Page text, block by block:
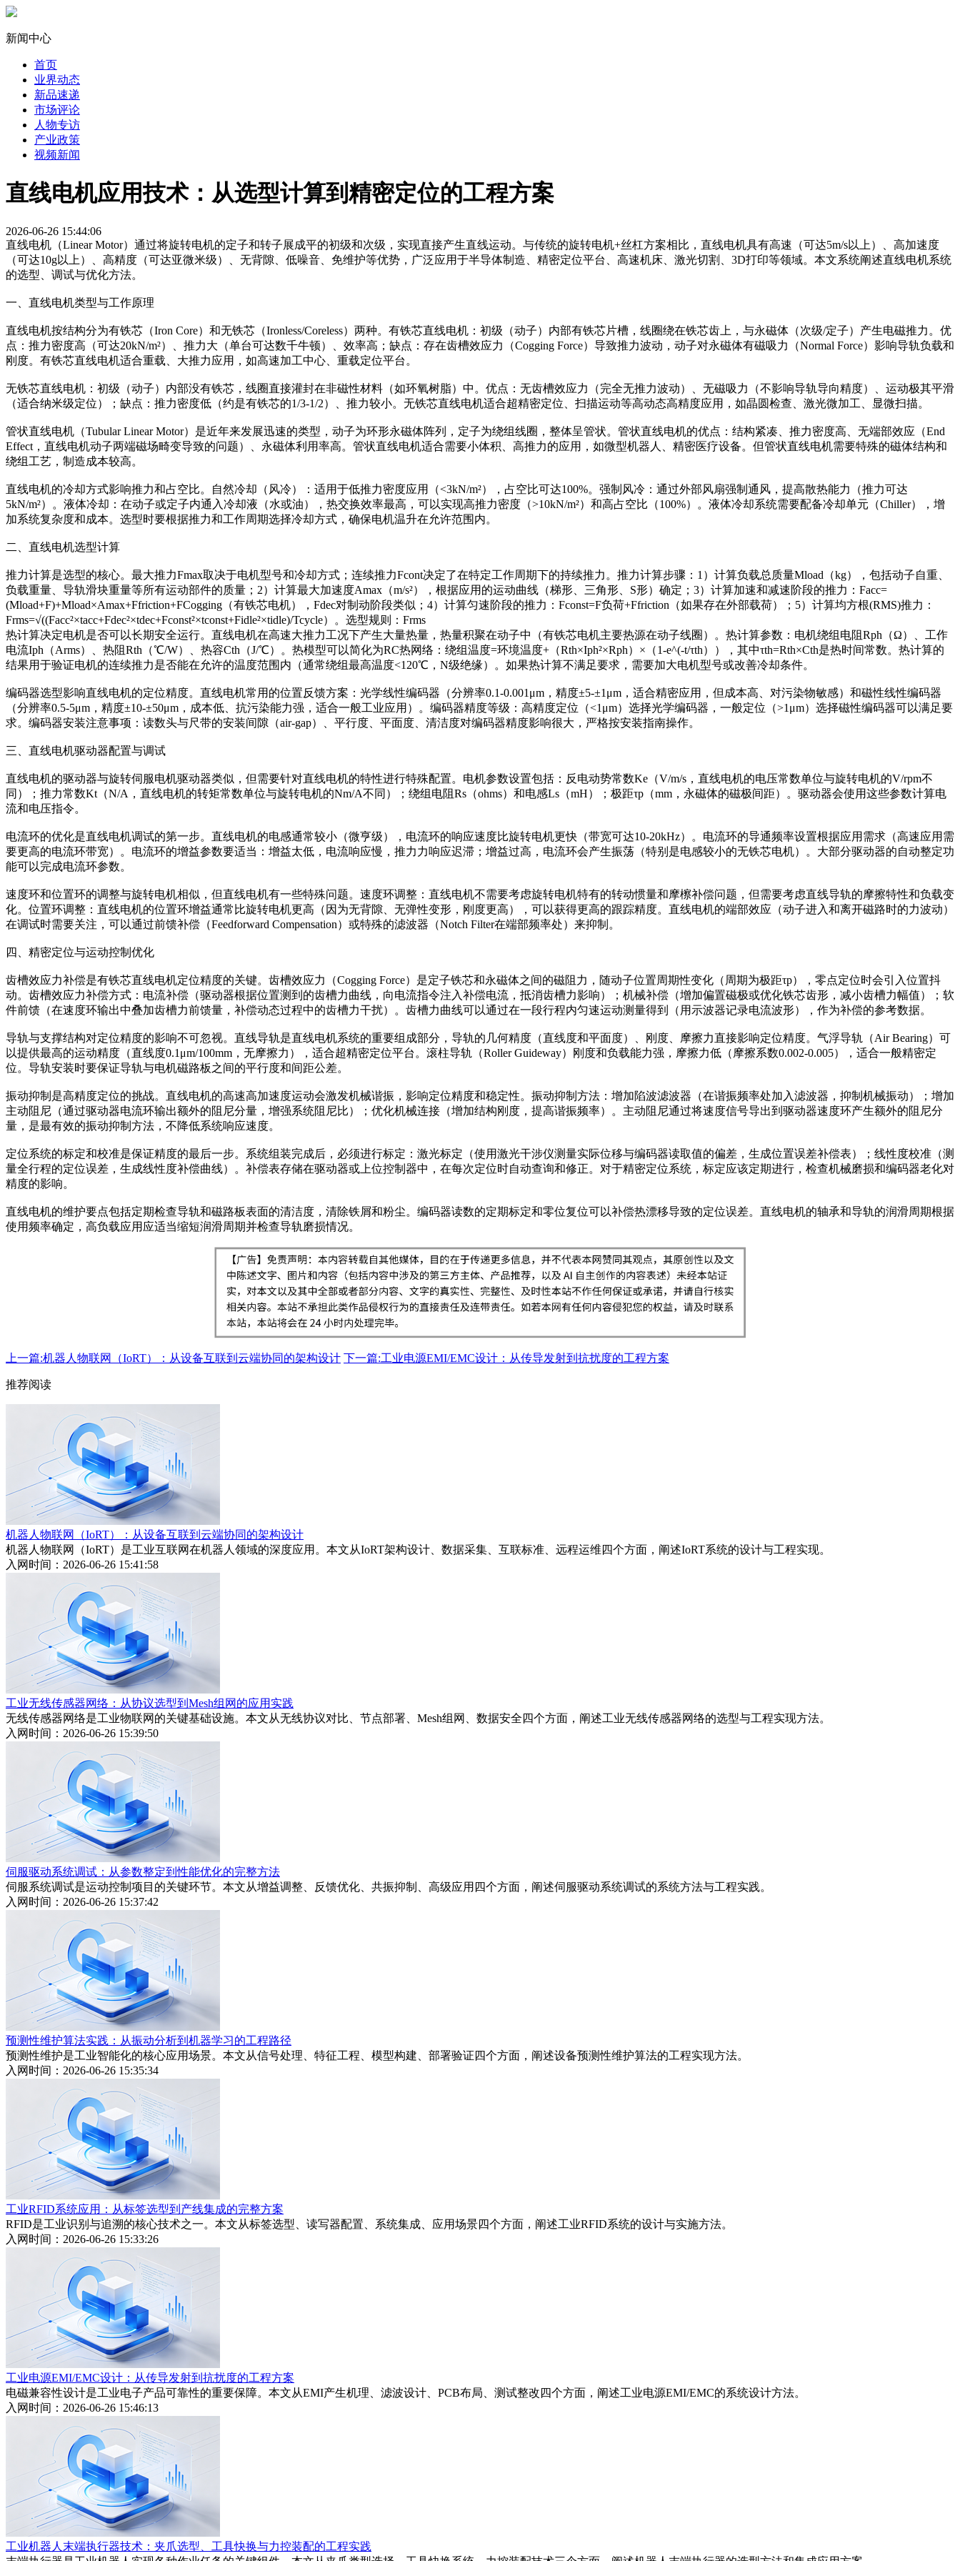
新闻中心
首页
业界动态
新品速递
市场评论
人物专访
产业政策
视频新闻
直线电机应用技术：从选型计算到精密定位的工程方案
2026-06-26 15:44:06
直线电机（Linear Motor）通过将旋转电机的定子和转子展成平的初级和次级，实现直接产生直线运动。与传统的旋转电机+丝杠方案相比，直线电机具有高速（可达5m/s以上）、高加速度
（可达10g以上）、高精度（可达亚微米级）、无背隙、低噪音、免维护等优势，广泛应用于半导体制造、精密定位平台、高速机床、激光切割、3D打印等领域。本文系统阐述直线电机系统
的选型、调试与优化方法。
一、直线电机类型与工作原理
直线电机按结构分为有铁芯（Iron Core）和无铁芯（Ironless/Coreless）两种。有铁芯直线电机：初级（动子）内部有铁芯片槽，线圈绕在铁芯齿上，与永磁体（次级/定子）产生电磁推力。优
点：推力密度高（可达20kN/m²）、推力大（单台可达数千牛顿）、效率高；缺点：存在齿槽效应力（Cogging Force）导致推力波动，动子对永磁体有磁吸力（Normal Force）影响导轨负载和
刚度。有铁芯直线电机适合重载、大推力应用，如高速加工中心、重载定位平台。
无铁芯直线电机：初级（动子）内部没有铁芯，线圈直接灌封在非磁性材料（如环氧树脂）中。优点：无齿槽效应力（完全无推力波动）、无磁吸力（不影响导轨导向精度）、运动极其平滑
（适合纳米级定位）；缺点：推力密度低（约是有铁芯的1/3-1/2）、推力较小。无铁芯直线电机适合超精密定位、扫描运动等高动态高精度应用，如晶圆检查、激光微加工、显微扫描。
管状直线电机（Tubular Linear Motor）是近年来发展迅速的类型，动子为环形永磁体阵列，定子为绕组线圈，整体呈管状。管状直线电机的优点：结构紧凑、推力密度高、无端部效应（End
Effect，直线电机动子两端磁场畸变导致的问题）、永磁体利用率高。管状直线电机适合需要小体积、高推力的应用，如微型机器人、精密医疗设备。但管状直线电机需要特殊的磁体结构和
绕组工艺，制造成本较高。
直线电机的冷却方式影响推力和占空比。自然冷却（风冷）：适用于低推力密度应用（<3kN/m²），占空比可达100%。强制风冷：通过外部风扇强制通风，提高散热能力（推力可达
5kN/m²）。液体冷却：在动子或定子内通入冷却液（水或油），热交换效率最高，可以实现高推力密度（>10kN/m²）和高占空比（100%）。液体冷却系统需要配备冷却单元（Chiller），增
加系统复杂度和成本。选型时要根据推力和工作周期选择冷却方式，确保电机温升在允许范围内。
二、直线电机选型计算
推力计算是选型的核心。最大推力Fmax取决于电机型号和冷却方式；连续推力Fcont决定了在特定工作周期下的持续推力。推力计算步骤：1）计算负载总质量Mload（kg），包括动子自重、
负载重量、导轨滑块重量等所有运动部件的质量；2）计算最大加速度Amax（m/s²），根据应用的运动曲线（梯形、三角形、S形）确定；3）计算加速和减速阶段的推力：Facc=
(Mload+F)+Mload×Amax+Ffriction+FCogging（有铁芯电机），Fdec对制动阶段类似；4）计算匀速阶段的推力：Fconst=F负荷+Ffriction（如果存在外部载荷）；5）计算均方根(RMS)推力：
Frms=√((Facc²×tacc+Fdec²×tdec+Fconst²×tconst+Fidle²×tidle)/Tcycle）。选型规则：Frms
热计算决定电机是否可以长期安全运行。直线电机在高速大推力工况下产生大量热量，热量积聚在动子中（有铁芯电机主要热源在动子线圈）。热计算参数：电机绕组电阻Rph（Ω）、工作
电流Iph（Arms）、热阻Rth（℃/W）、热容Cth（J/℃）。热模型可以简化为RC热网络：绕组温度=环境温度+（Rth×Iph²×Rph）×（1-e^(-t/τth）），其中τth=Rth×Cth是热时间常数。热计算的
结果用于验证电机的连续推力是否能在允许的温度范围内（通常绕组最高温度<120℃，N级绝缘）。如果热计算不满足要求，需要加大电机型号或改善冷却条件。
编码器选型影响直线电机的定位精度。直线电机常用的位置反馈方案：光学线性编码器（分辨率0.1-0.001μm，精度±5-±1μm，适合精密应用，但成本高、对污染物敏感）和磁性线性编码器
（分辨率0.5-5μm，精度±10-±50μm，成本低、抗污染能力强，适合一般工业应用）。编码器精度等级：高精度定位（<1μm）选择光学编码器，一般定位（>1μm）选择磁性编码器可以满足要
求。编码器安装注意事项：读数头与尺带的安装间隙（air-gap）、平行度、平面度、清洁度对编码器精度影响很大，严格按安装指南操作。
三、直线电机驱动器配置与调试
直线电机的驱动器与旋转伺服电机驱动器类似，但需要针对直线电机的特性进行特殊配置。电机参数设置包括：反电动势常数Ke（V/m/s，直线电机的电压常数单位与旋转电机的V/rpm不
同）；推力常数Kt（N/A，直线电机的转矩常数单位与旋转电机的Nm/A不同）；绕组电阻Rs（ohms）和电感Ls（mH）；极距τp（mm，永磁体的磁极间距）。驱动器会使用这些参数计算电
流和电压指令。
电流环的优化是直线电机调试的第一步。直线电机的电感通常较小（微亨级），电流环的响应速度比旋转电机更快（带宽可达10-20kHz）。电流环的导通频率设置根据应用需求（高速应用需
要更高的电流环带宽）。电流环的增益参数要适当：增益太低，电流响应慢，推力力响应迟滞；增益过高，电流环会产生振荡（特别是电感较小的无铁芯电机）。大部分驱动器的自动整定功
能可以完成电流环参数。
速度环和位置环的调整与旋转电机相似，但直线电机有一些特殊问题。速度环调整：直线电机不需要考虑旋转电机特有的转动惯量和摩檫补偿问题，但需要考虑直线导轨的摩擦特性和负载变
化。位置环调整：直线电机的位置环增益通常比旋转电机更高（因为无背隙、无弹性变形，刚度更高），可以获得更高的跟踪精度。直线电机的端部效应（动子进入和离开磁路时的力波动）
在调试时需要关注，可以通过前馈补偿（Feedforward Compensation）或特殊的滤波器（Notch Filter在端部频率处）来抑制。
四、精密定位与运动控制优化
齿槽效应力补偿是有铁芯直线电机定位精度的关键。齿槽效应力（Cogging Force）是定子铁芯和永磁体之间的磁阻力，随动子位置周期性变化（周期为极距τp），零点定位时会引入位置抖
动。齿槽效应力补偿方式：电流补偿（驱动器根据位置测到的齿槽力曲线，向电流指令注入补偿电流，抵消齿槽力影响）；机械补偿（增加偏置磁极或优化铁芯齿形，减小齿槽力幅值）；软
件前馈（在速度环输出中叠加齿槽力前馈量，补偿动态过程中的齿槽力干扰）。齿槽力曲线可以通过在一段行程内匀速运动测量得到（用示波器记录电流波形），作为补偿的参考数据。
导轨与支撑结构对定位精度的影响不可忽视。直线导轨是直线电机系统的重要组成部分，导轨的几何精度（直线度和平面度）、刚度、摩擦力直接影响定位精度。气浮导轨（Air Bearing）可
以提供最高的运动精度（直线度0.1μm/100mm，无摩擦力），适合超精密定位平台。滚柱导轨（Roller Guideway）刚度和负载能力强，摩擦力低（摩擦系数0.002-0.005），适合一般精密定
位。导轨安装时要保证导轨与电机磁路板之间的平行度和间距公差。
振动抑制是高精度定位的挑战。直线电机的高速高加速度运动会激发机械谐振，影响定位精度和稳定性。振动抑制方法：增加陷波滤波器（在谐振频率处加入滤波器，抑制机械振动）；增加
主动阻尼（通过驱动器电流环输出额外的阻尼分量，增强系统阻尼比）；优化机械连接（增加结构刚度，提高谐振频率）。主动阻尼通过将速度信号导出到驱动器速度环产生额外的阻尼分
量，是最有效的振动抑制方法，不降低系统响应速度。
定位系统的标定和校准是保证精度的最后一步。系统组装完成后，必须进行标定：激光标定（使用激光干涉仪测量实际位移与编码器读取值的偏差，生成位置误差补偿表）；线性度校准（测
量全行程的定位误差，生成线性度补偿曲线）。补偿表存储在驱动器或上位控制器中，在每次定位时自动查询和修正。对于精密定位系统，标定应该定期进行，检查机械磨损和编码器老化对
精度的影响。
直线电机的维护要点包括定期检查导轨和磁路板表面的清洁度，清除铁屑和粉尘。编码器读数的定期标定和零位复位可以补偿热漂移导致的定位误差。直线电机的轴承和导轨的润滑周期根据
使用频率确定，高负载应用应适当缩短润滑周期并检查导轨磨损情况。
上一篇:机器人物联网（IoRT）：从设备互联到云端协同的架构设计 下一篇:工业电源EMI/EMC设计：从传导发射到抗扰度的工程方案
推荐阅读
机器人物联网（IoRT）：从设备互联到云端协同的架构设计
机器人物联网（IoRT）是工业互联网在机器人领域的深度应用。本文从IoRT架构设计、数据采集、互联标准、远程运维四个方面，阐述IoRT系统的设计与工程实现。
入网时间：2026-06-26 15:41:58
工业无线传感器网络：从协议选型到Mesh组网的应用实践
无线传感器网络是工业物联网的关键基础设施。本文从无线协议对比、节点部署、Mesh组网、数据安全四个方面，阐述工业无线传感器网络的选型与工程实现方法。
入网时间：2026-06-26 15:39:50
伺服驱动系统调试：从参数整定到性能优化的完整方法
伺服系统调试是运动控制项目的关键环节。本文从增益调整、反馈优化、共振抑制、高级应用四个方面，阐述伺服驱动系统调试的系统方法与工程实践。
入网时间：2026-06-26 15:37:42
预测性维护算法实践：从振动分析到机器学习的工程路径
预测性维护是工业智能化的核心应用场景。本文从信号处理、特征工程、模型构建、部署验证四个方面，阐述设备预测性维护算法的工程实现方法。
入网时间：2026-06-26 15:35:34
工业RFID系统应用：从标签选型到产线集成的完整方案
RFID是工业识别与追溯的核心技术之一。本文从标签选型、读写器配置、系统集成、应用场景四个方面，阐述工业RFID系统的设计与实施方法。
入网时间：2026-06-26 15:33:26
工业电源EMI/EMC设计：从传导发射到抗扰度的工程方案
电磁兼容性设计是工业电子产品可靠性的重要保障。本文从EMI产生机理、滤波设计、PCB布局、测试整改四个方面，阐述工业电源EMI/EMC的系统设计方法。
入网时间：2026-06-26 15:46:13
工业机器人末端执行器技术：夹爪选型、工具快换与力控装配的工程实践